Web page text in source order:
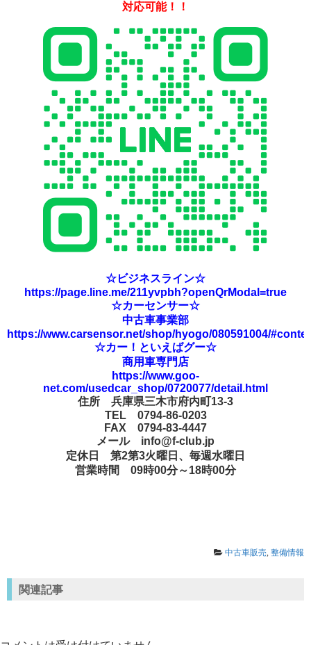
対応可能！！
☆ビジネスライン☆
https://page.line.me/211yvpbh?openQrModal=true
☆カーセンサー☆
中古車事業部
https://www.carsensor.net/shop/hyogo/080591004/
☆カー！といえばグー☆
商用車専門店
https://www.goo-
net.com/usedcar_shop/0720077/detail.html
住所 兵庫県三木市府内町13-3
TEL 0794-86-0203
FAX 0794-83-4447
メール info@f-club.jp
定休日 第2第3火曜日、毎週水曜日
営業時間 09時00分～18時00分
中古車販売 整備情報
関連記事